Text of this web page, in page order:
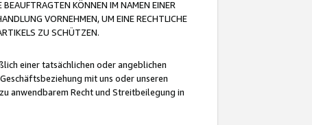
KÖNNEN IM NAMEN EINER
VORNEHMEN, UM EINE RECHTLICHE
ZU SCHÜTZEN.
einer tatsächlichen oder angeblichen
mit uns oder unseren
anwendbarem Recht und Streitbeilegung in